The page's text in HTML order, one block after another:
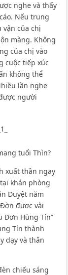
nghe và thấy
Nếu trung
vận của chị
màng. Không
của chị vào
cuộc tiếp xúc
không thể
lần nghe
người
tuổi Thìn?
xuất thần ngay
khán phòng
Duyệt năm
được vài
Đơn Hùng Tín”
Tín thành
dạy và thân
chiếu sáng